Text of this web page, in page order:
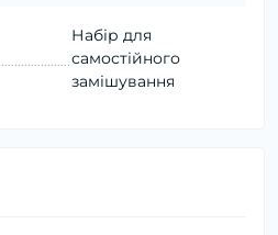
Набір для
самостійного
замішування